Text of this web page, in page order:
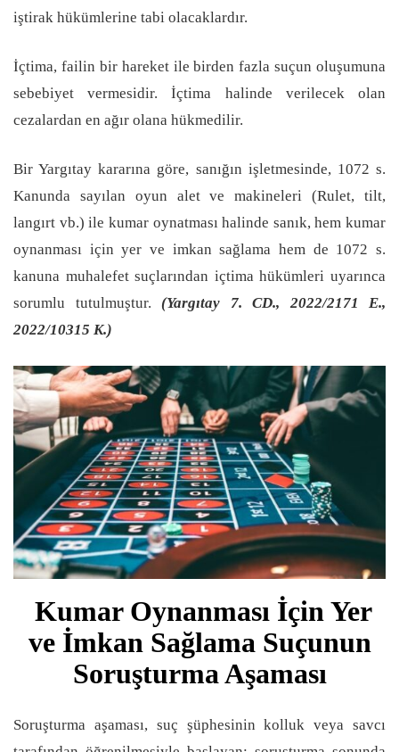
iştirak hükümlerine tabi olacaklardır.
İçtima, failin bir hareket ile birden fazla suçun oluşumuna
sebebiyet vermesidir. İçtima halinde verilecek olan
cezalardan en ağır olana hükmedilir.
Bir Yargıtay kararına göre, sanığın işletmesinde, 1072 s.
Kanunda sayılan oyun alet ve makineleri (Rulet, tilt,
langırt vb.) ile kumar oynatması halinde sanık, hem kumar
oynanması için yer ve imkan sağlama hem de 1072 s.
kanuna muhalefet suçlarından içtima hükümleri uyarınca
sorumlu tutulmuştur. (Yargıtay 7. CD., 2022/2171 E.,
2022/10315 K.)
Kumar Oynanması İçin Yer
ve İmkan Sağlama Suçunun
Soruşturma Aşaması
Soruşturma aşaması, suç şüphesinin kolluk veya savcı